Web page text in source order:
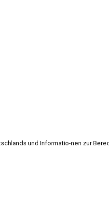
und Informatio-nen zur